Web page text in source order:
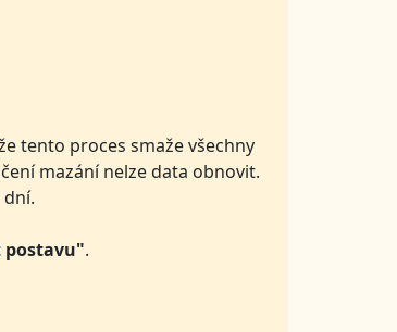
tento proces smaže všechny
mazání nelze data obnovit.
postavu".